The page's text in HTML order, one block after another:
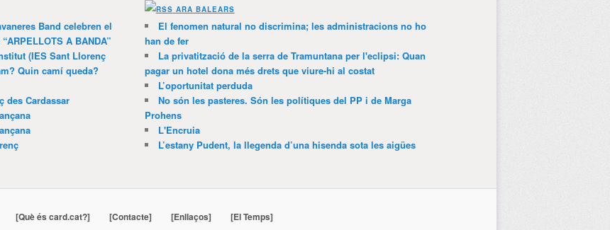
Band celebren el
A BANDA”
(IES Sant Llorenç
Quin camí queda?
des Cardassar
ARA BALEARS
El fenomen natural no discrimina; les administracions no ho
han de fer
La privatització de la serra de Tramuntana per l'eclipsi: Quan
pagar un hotel dona més drets que viure-hi al costat
L’oportunitat perduda
No són les pasteres. Són les polítiques del PP i de Marga
Prohens
L'Encruia
L’estany Pudent, la llegenda d’una hisenda sota les aigües
[Què és card.cat?] [Contacte] [Enllaços] [El Temps]